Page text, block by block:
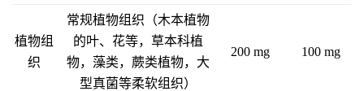
植物组
织
常规植物组织（木本植物
的叶、花等，草本科植
物，藻类，蕨类植物，大
型真菌等柔软组织）
200 mg 100 mg